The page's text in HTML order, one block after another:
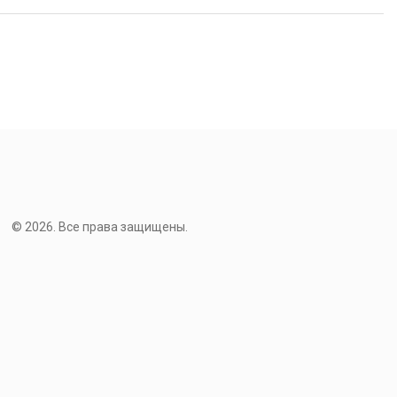
© 2026. Все права защищены.